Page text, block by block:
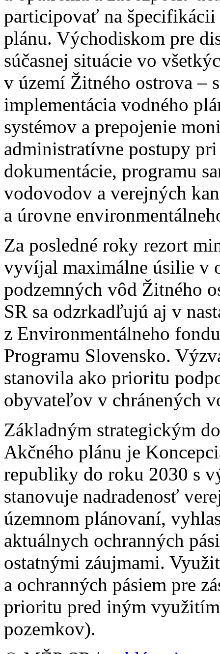
participovať na
plánu. Východiskom pre
súčasnej situácie vo
v území Žitného ostrova –
implementácia vodného
systémov a prepojenie
administratívne postupy
dokumentácie, programu
vodovodov a verejných
a úrovne
Za posledné roky rezort
vyvíjal maximálne úsilie v
podzemných vôd Žitného
SR sa odzrkadľujú aj v
z Environmentálneho
Programu Slovensko.
stanovila ako prioritu
obyvateľov v chránených
Základným strategickým
Akčného plánu je
republiky do roku 2030 s
stanovuje nadradenosť
územnom plánovaní,
aktuálnych ochranných
ostatnými záujmami.
a ochranných pásiem pre
prioritu pred iným
pozemkov).